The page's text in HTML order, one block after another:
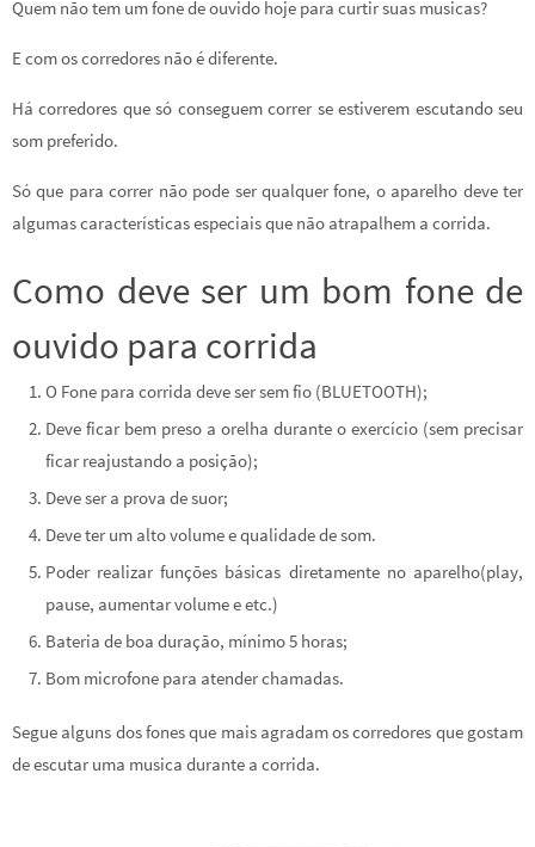
Quem não tem um fone de ouvido hoje para curtir suas musicas?
E com os corredores não é diferente.
Há corredores que só conseguem correr se estiverem escutando seu
som preferido.
Só que para correr não pode ser qualquer fone, o aparelho deve ter
algumas características especiais que não atrapalhem a corrida.
Como deve ser um bom fone de
ouvido para corrida
O Fone para corrida deve ser sem fio (BLUETOOTH);
Deve ficar bem preso a orelha durante o exercício (sem precisar
ficar reajustando a posição);
Deve ser a prova de suor;
Deve ter um alto volume e qualidade de som.
Poder realizar funções básicas diretamente no aparelho(play,
pause, aumentar volume e etc.)
Bateria de boa duração, mínimo 5 horas;
Bom microfone para atender chamadas.
Segue alguns dos fones que mais agradam os corredores que gostam
de escutar uma musica durante a corrida.